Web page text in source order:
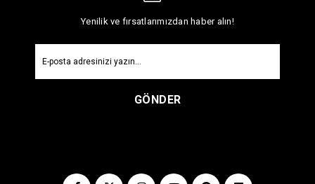
Yenilik ve fırsatlarımızdan haber alın!
GÖNDER